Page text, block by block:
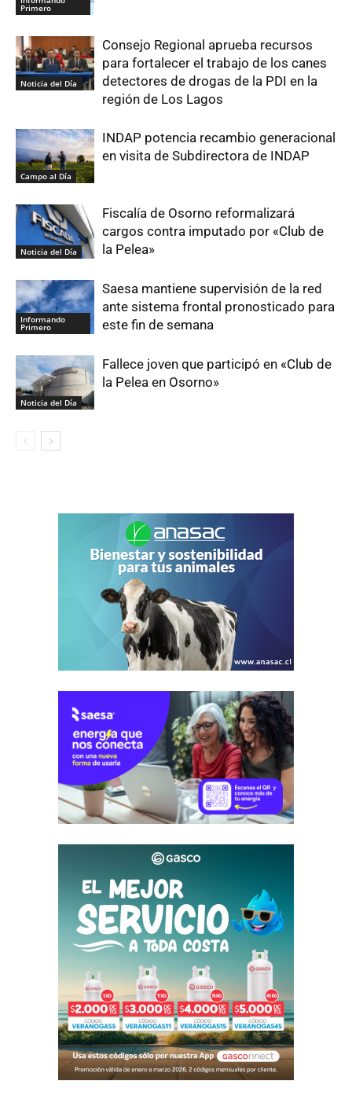
Primero
Noticia del Día
Consejo Regional aprueba recursos
para fortalecer el trabajo de los canes
detectores de drogas de la PDI en la
región de Los Lagos
Campo al Día
INDAP potencia recambio generacional
en visita de Subdirectora de INDAP
Noticia del Día
Fiscalía de Osorno reformalizará
cargos contra imputado por «Club de
la Pelea»
Informando
Primero
Saesa mantiene supervisión de la red
ante sistema frontal pronosticado para
este fin de semana
Noticia del Día
Fallece joven que participó en «Club de
la Pelea en Osorno»